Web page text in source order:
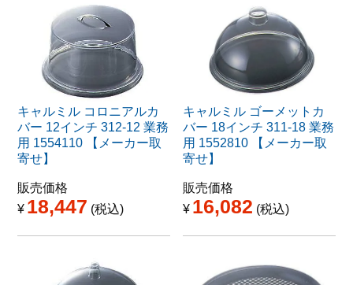
キャルミル コロニアルカ
バー 12インチ 312-12 業務
用 1554110 【メーカー取
寄せ】
販売価格
¥ 18,447 税込
キャルミル ゴーメットカ
バー 18インチ 311-18 業務
用 1552810 【メーカー取
寄せ】
販売価格
¥ 16,082 税込